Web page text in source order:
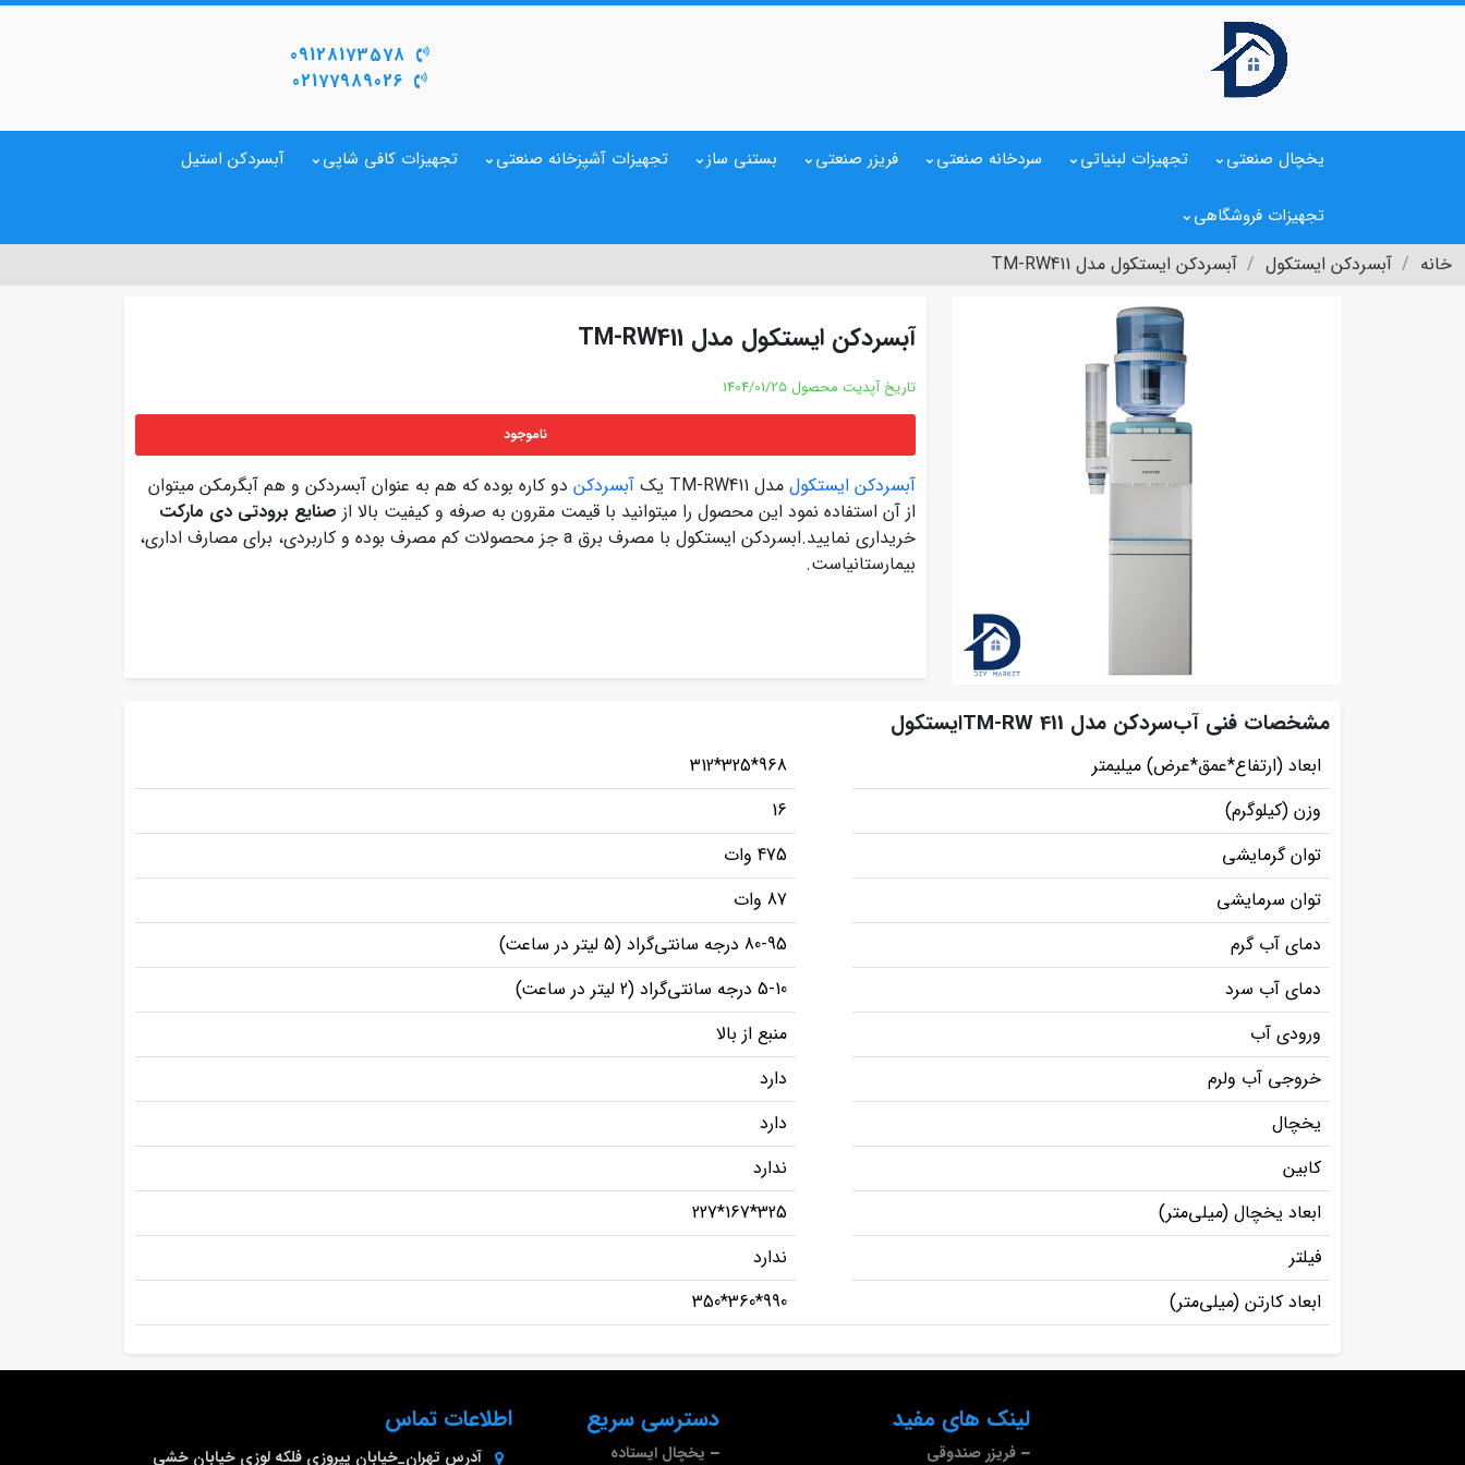
09128173578
02177989026
یخچال صنعتی تجهیزات لبنیاتی سردخانه صنعتی فریزر صنعتی بستنی ساز تجهیزات آشپزخانه صنعتی تجهیزات کافی شاپی آبسردکن استیل
تجهیزات فروشگاهی
خانه آبسردکن ایستکول آبسردکن ایستکول مدل TM-RW411
آبسردکن ایستکول مدل TM-RW411
تاریخ آپدیت محصول 1404/01/25
ناموجود
آبسردکن ایستکول مدل TM-RW411 یک آبسردکن دو کاره بوده که هم به عنوان آبسردکن و هم آبگرمکن میتوان
از آن استفاده نمود این محصول را میتوانید با قیمت مقرون به صرفه و کیفیت بالا از صنایع برودتی دی مارکت
خریداری نمایید.ابسردکن ایستکول با مصرف برق a جز محصولات کم مصرف بوده و کاربردی، برای مصارف اداری،
بیمارستانیاست.
مشخصات فنی آب‌سردکن مدل 411 TM-RWايستکول
ابعاد (ارتفاع*عمق*عرض) میلیمتر
968*325*312
وزن (کیلوگرم)
16
توان گرمایشی
475 وات
توان سرمایشی
87 وات
دمای آب گرم
80-95 درجه سانتی‌گراد (5 لیتر در ساعت)
دمای آب سرد
5-10 درجه سانتی‌گراد (2 لیتر در ساعت)
ورودی آب
منبع از بالا
خروجی آب ولرم
دارد
یخچال
دارد
کابین
ندارد
ابعاد یخچال (میلی‌متر)
325*167*227
فیلتر
ندارد
ابعاد کارتن (میلی‌متر)
990*360*350
لینک های مفید
فریزر صندوقی
دسترسی سریع
یخچال ایستاده
اطلاعات تماس
آدرس تهران_خیابان پیروزی فلکه لوزی خیابان خشی